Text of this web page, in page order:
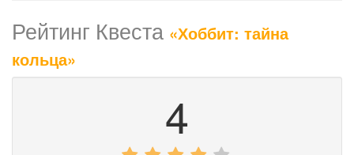
Рейтинг Квеста «Хоббит: тайна
кольца»
4